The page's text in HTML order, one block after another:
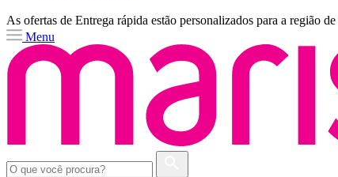
As ofertas de Entrega rápida estão personalizados para a região de
Menu